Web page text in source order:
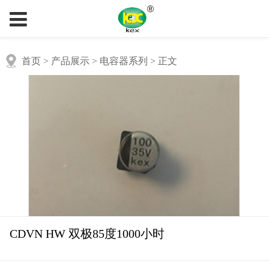
首页 > 产品展示 > 电容器系列 > 正文
CDVN HW 双极85度1000小时